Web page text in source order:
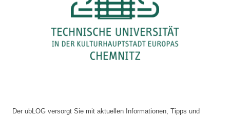
Der ubLOG versorgt Sie mit aktuellen Informationen, Tipps und